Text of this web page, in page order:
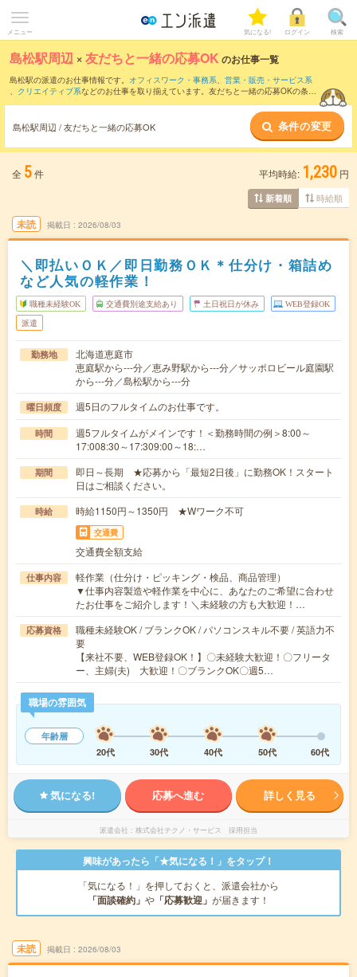
メニュー 気になる! ログイン 検索
島松駅周辺 ×友だちと一緒の応募OK のお仕事一覧
島松駅の派遣のお仕事情報です。 オフィスワーク・事務系、 営業・販売・サービス系
、 クリエイティブ系などのお仕事を取り揃えています。友だちと一緒の応募OKの条件
島松駅周辺 / 友だちと一緒の応募OK 条件の変更
全 5件 平均時給: 1,230 円
新着順 時給順
未読 掲載日 2026/08/03
＼即払いＯＫ／即日勤務ＯＫ＊仕分け・箱詰め
など人気の軽作業！
職種未経験OK 交通費別途支給あり 土日祝日が休み WEB登録OK
派遣
勤務地
北海道恵庭市
恵庭駅から---分／恵み野駅から---分／サッポロビール庭園駅
から---分／島松駅から---分
曜日頻度 週5日のフルタイムのお仕事です。
時間
週5フルタイムがメインです！＜勤務時間の例＞8:00～
17:008:30～17:309:00～18:…
期間
即日～長期 ★応募から「最短2日後」に勤務OK！スタート
日はご相談ください。
時給 時給1150円～1350円 ★Wワーク不可
交通費
交通費全額支給
仕事内容
軽作業（仕分け・ピッキング・検品、商品管理）
▼仕事内容製造や軽作業を中心に、あなたのご希望に合わせ
たお仕事をご紹介します！＼未経験の方も大歓迎！…
応募資格
職種未経験OK / ブランクOK / パソコンスキル不要 / 英語力不
要
【来社不要、WEB登録OK！】〇未経験大歓迎！〇フリータ
ー、主婦(夫) 大歓迎！〇ブランクOK〇週5…
職場の雰囲気
年齢層
20代
30代 40代 50代 60代
気になる! 応募へ進む 詳しく見る
派遣会社 株式会社テクノ・サービス 採用担当
興味があったら「★気になる！」をタップ！
「気になる！」を押しておくと、派遣会社から
「面談確約」 や 「応募歓迎」 が届きます！
未読 掲載日 2026/08/03